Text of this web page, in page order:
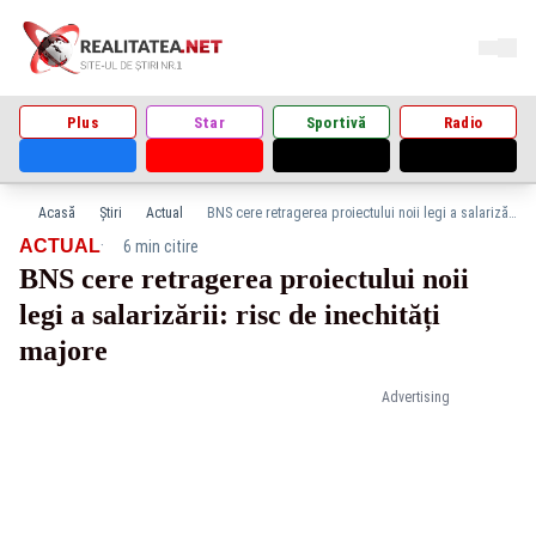
Plus Star Sportivă Radio
Acasă Știri Actual BNS cere retragerea proiectului noii legi a salarizării: risc de inechități majore
Advertising
ACTUAL· 6 min citire
BNS cere retragerea proiectului noii
legi a salarizării: risc de inechități
majore